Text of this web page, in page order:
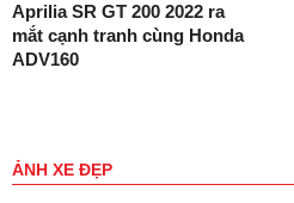
Aprilia SR GT 200 2022 ra
mắt cạnh tranh cùng Honda
ADV160
ẢNH XE ĐẸP